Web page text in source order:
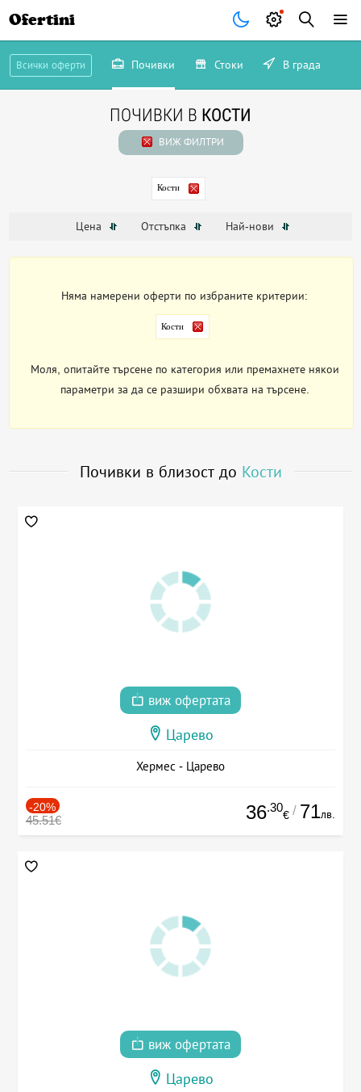
Ofertini
Всички оферти Почивки Стоки В града
ПОЧИВКИ В КОСТИ
ВИЖ ФИЛТРИ
Кости
Цена Отстъпка Най-нови
Няма намерени оферти по избраните критерии:
Кости
Моля, опитайте търсене по категория или премахнете някои
параметри за да се разшири обхвата на търсене.
Почивки в близост до Кости
виж офертата
Царево
Хермес - Царево
-20%
45.51€ 36.30
€ / 71лв.
виж офертата
Царево